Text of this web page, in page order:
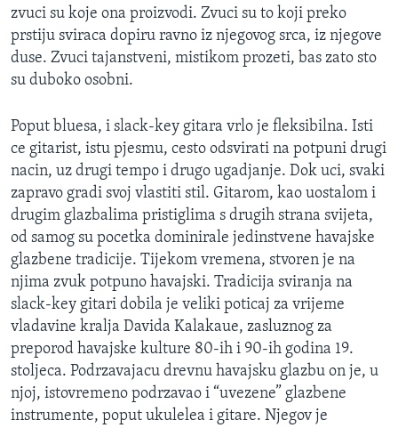
zvuci su koje ona proizvodi. Zvuci su to koji preko
prstiju sviraca dopiru ravno iz njegovog srca, iz njegove
duse. Zvuci tajanstveni, mistikom prozeti, bas zato sto
su duboko osobni.
Poput bluesa, i slack-key gitara vrlo je fleksibilna. Isti
ce gitarist, istu pjesmu, cesto odsvirati na potpuni drugi
nacin, uz drugi tempo i drugo ugadjanje. Dok uci, svaki
zapravo gradi svoj vlastiti stil. Gitarom, kao uostalom i
drugim glazbalima pristiglima s drugih strana svijeta,
od samog su pocetka dominirale jedinstvene havajske
glazbene tradicije. Tijekom vremena, stvoren je na
njima zvuk potpuno havajski. Tradicija sviranja na
slack-key gitari dobila je veliki poticaj za vrijeme
vladavine kralja Davida Kalakaue, zasluznog za
preporod havajske kulture 80-ih i 90-ih godina 19.
stoljeca. Podrzavajacu drevnu havajsku glazbu on je, u
njoj, istovremeno podrzavao i “uvezene” glazbene
instrumente, poput ukulelea i gitare. Njegov je